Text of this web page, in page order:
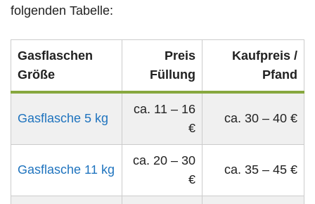
folgenden Tabelle:
Gasflaschen
Größe
Preis
Füllung
Kaufpreis /
Pfand
Gasflasche 5 kg
ca. 11 – 16
€
ca. 30 – 40 €
Gasflasche 11 kg
ca. 20 – 30
€
ca. 35 – 45 €